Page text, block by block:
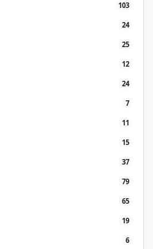
103
24
25
12
24
7
11
15
37
79
65
19
6